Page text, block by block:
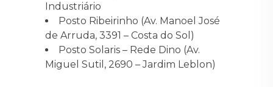
Industriário
Posto Ribeirinho (Av. Manoel José
de Arruda, 3391 – Costa do Sol)
Posto Solaris – Rede Dino (Av.
Miguel Sutil, 2690 – Jardim Leblon)